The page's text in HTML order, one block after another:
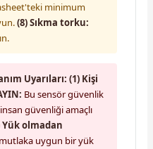
minimum
(8) Sıkma torku:
Uyarıları: (1) Kişi
Bu sensör güvenlik
güvenliği amaçlı
Yük olmadan
mutlaka uygun bir yük